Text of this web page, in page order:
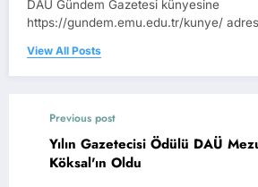
DAÜ Gündem Gazetesi künyesine
https://gundem.emu.edu.tr/kunye/
View All Posts
Previous post
Yılın Gazetecisi Ödülü DAÜ
Köksal'ın Oldu